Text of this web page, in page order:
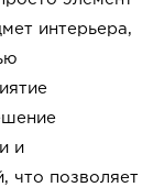
интерьера,
и
что позволяет